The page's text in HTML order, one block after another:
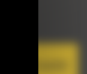
Locator